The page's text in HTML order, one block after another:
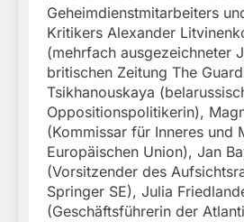
Geheimdienstmitarbeiters
Kritikers Alexander
(mehrfach ausgezeichneter
britischen Zeitung The
Tsikhanouskaya
Oppositionspolitikerin),
(Kommissar für Inneres und
Europäischen Union), Jan
(Vorsitzender des
Springer SE), Julia
(Geschäftsführerin der